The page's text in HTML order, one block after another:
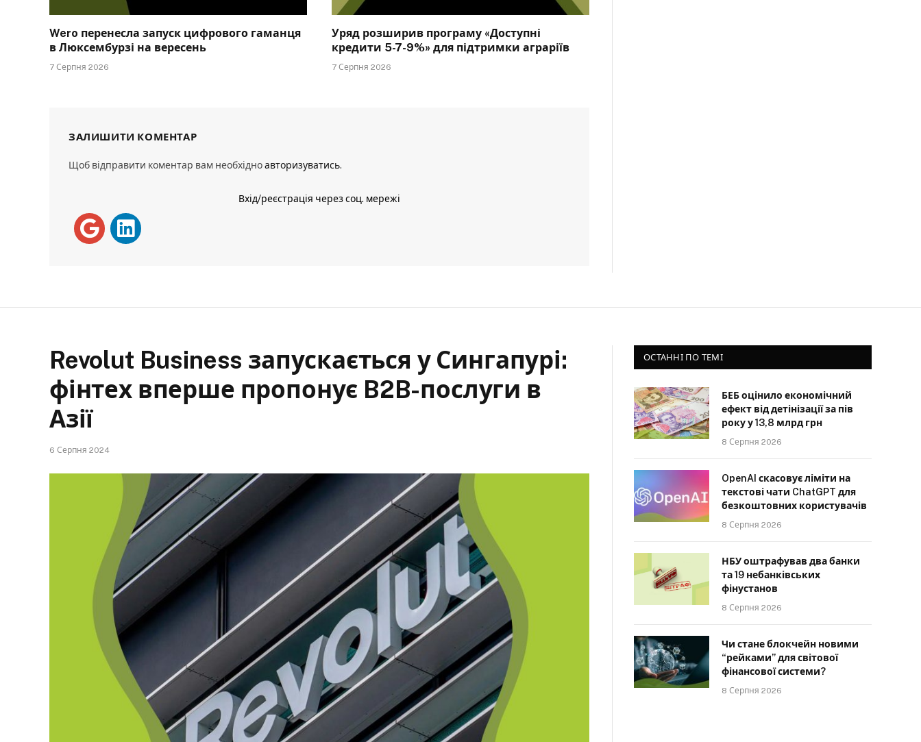
Wero перенесла запуск цифрового гаманця
в Люксембурзі на вересень
7 Серпня 2026
Уряд розширив програму «Доступні
кредити 5-7-9%» для підтримки аграріїв
7 Серпня 2026
ЗАЛИШИТИ КОМЕНТАР
Щоб відправити коментар вам необхідноавторизуватись.
Вхід/реєстрація через соц. мережі
Revolut Business запускається у Сингапурі:
фінтех вперше пропонує B2B-послуги в
Азії
6 Серпня 2024
ОСТАННІ ПО ТЕМІ
БЕБ оцінило економічний
ефект від детінізації за пів
року у 13,8 млрд грн
8 Серпня 2026
OpenAI скасовує ліміти на
текстові чати ChatGPT для
безкоштовних користувачів
8 Серпня 2026
НБУ оштрафував два банки
та 19 небанківських
фінустанов
8 Серпня 2026
Чи стане блокчейн новими
“рейками” для світової
фінансової системи?
8 Серпня 2026